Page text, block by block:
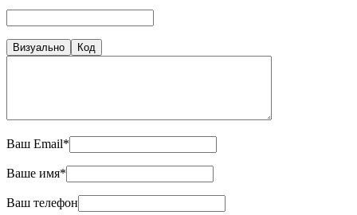
Визуально Код
Ваш Email*
Ваше имя*
Ваш телефон